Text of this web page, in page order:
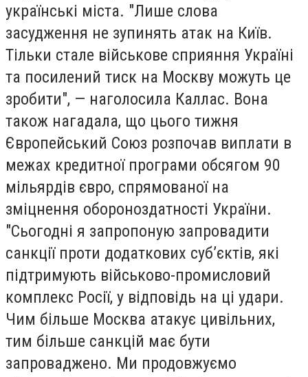
українські міста. "Лише слова
засудження не зупинять атак на Київ.
Тільки стале військове сприяння Україні
та посилений тиск на Москву можуть це
зробити", — наголосила Каллас. Вона
також нагадала, що цього тижня
Європейський Союз розпочав виплати в
межах кредитної програми обсягом 90
мільярдів євро, спрямованої на
зміцнення обороноздатності України.
"Сьогодні я запропоную запровадити
санкції проти додаткових суб’єктів, які
підтримують військово-промисловий
комплекс Росії, у відповідь на ці удари.
Чим більше Москва атакує цивільних,
тим більше санкцій має бути
запроваджено. Ми продовжуємо